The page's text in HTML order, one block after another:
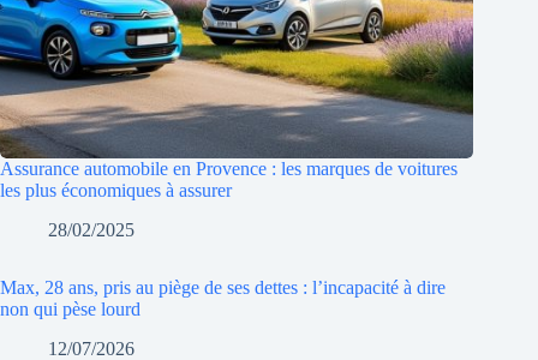
Assurance automobile en Provence : les marques de voitures
les plus économiques à assurer
28/02/2025
Max, 28 ans, pris au piège de ses dettes : l’incapacité à dire
non qui pèse lourd
12/07/2026